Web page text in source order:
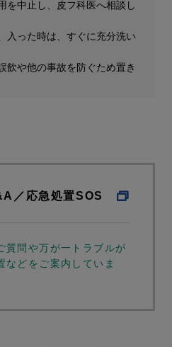
を中止し、皮フ科医へ相談し
入った時は、すぐに充分洗い
飲や他の事故を防ぐため置き
／応急処置SOS
質問や万が一トラブルが
などをご案内していま